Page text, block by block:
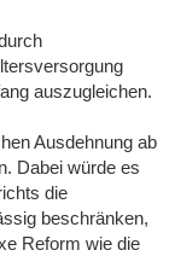
auszugleichen.
Ausdehnung ab
Dabei würde es
die
beschränken,
Reform wie die